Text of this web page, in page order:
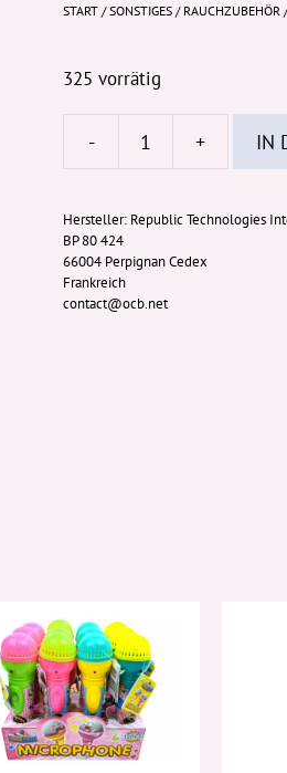
START /SONSTIGES / RAUCHZUBEHÖR
325 vorrätig
-
Gummizug
25/100
Menge
+ IN
Hersteller: Republic Technologies
BP 80 424
66004 Perpignan Cedex
Frankreich
contact@ocb.net